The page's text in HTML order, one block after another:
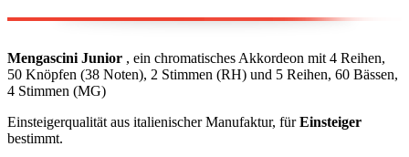
Mengascini Junior , ein chromatisches Akkordeon mit 4 Reihen,
50 Knöpfen (38 Noten), 2 Stimmen (RH) und 5 Reihen, 60 Bässen,
4 Stimmen (MG)
Einsteigerqualität aus italienischer Manufaktur, fürEinsteiger
bestimmt.